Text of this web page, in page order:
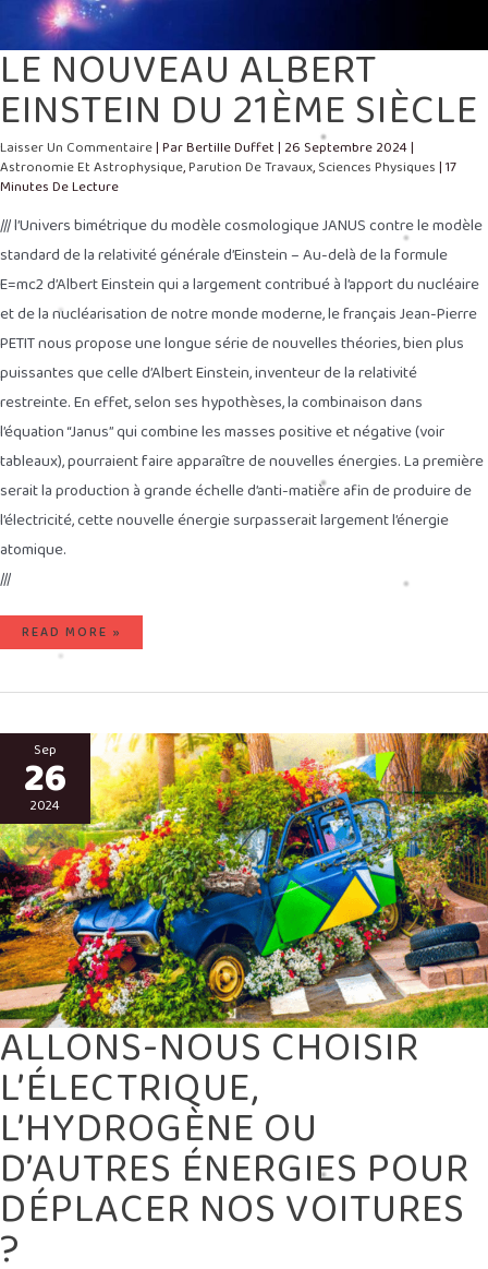
LE NOUVEAU ALBERT
EINSTEIN DU 21ÈME SIÈCLE
Laisser Un Commentaire| ParBertille Duffet| 26 Septembre 2024|
Astronomie Et Astrophysique,Parution De Travaux,Sciences Physiques|17
Minutes De Lecture
/// l’Univers bimétrique du modèle cosmologique JANUS contre le modèle
standard de la relativité générale d’Einstein – Au-delà de la formule
E=mc2 d’Albert Einstein qui a largement contribué à l’apport du nucléaire
et de la nucléarisation de notre monde moderne, le français Jean-Pierre
PETIT nous propose une longue série de nouvelles théories, bien plus
puissantes que celle d’Albert Einstein, inventeur de la relativité
restreinte. En effet, selon ses hypothèses, la combinaison dans
l’équation “Janus” qui combine les masses positive et négative (voir
tableaux), pourraient faire apparaître de nouvelles énergies. La première
serait la production à grande échelle d’anti-matière afin de produire de
l’électricité, cette nouvelle énergie surpasserait largement l’énergie
atomique.
///
READ MORE »
Sep
26
2024
ALLONS-NOUS CHOISIR
L’ÉLECTRIQUE,
L’HYDROGÈNE OU
D’AUTRES ÉNERGIES POUR
DÉPLACER NOS VOITURES
?
ALLONS-
NOUS
CHOISIR
L’ÉLECTRIQUE,
L’HYDROGÈNE
OU
D’AUTRES
ÉNERGIES
POUR
DÉPLACER
NOS
VOITURES
?